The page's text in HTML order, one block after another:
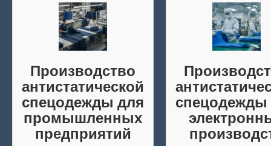
Производство
антистатической
спецодежды для
промышленных
предприятий
спецодежды